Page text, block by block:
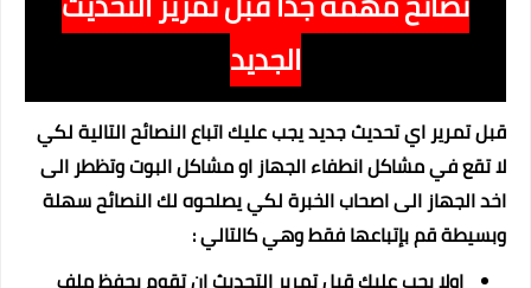
الجديد
قبل تمرير اي تحديث جديد يجب عليك اتباع النصائح التالية لكي
لا تقع في مشاكل انطفاء الجهاز او مشاكل البوت وتظطر الى
اخد الجهاز الى اصحاب الخبرة لكي يصلحوه لك النصائح سهلة
وبسيطة قم بإتباعها فقط وهي كالتالي :
اولا يجب عليك قبل تمرير التحديث ان تقوم بحفظ ملف